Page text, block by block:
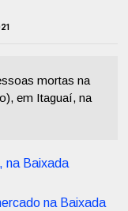
mortas na
em Itaguaí, na
na Baixada
na Baixada